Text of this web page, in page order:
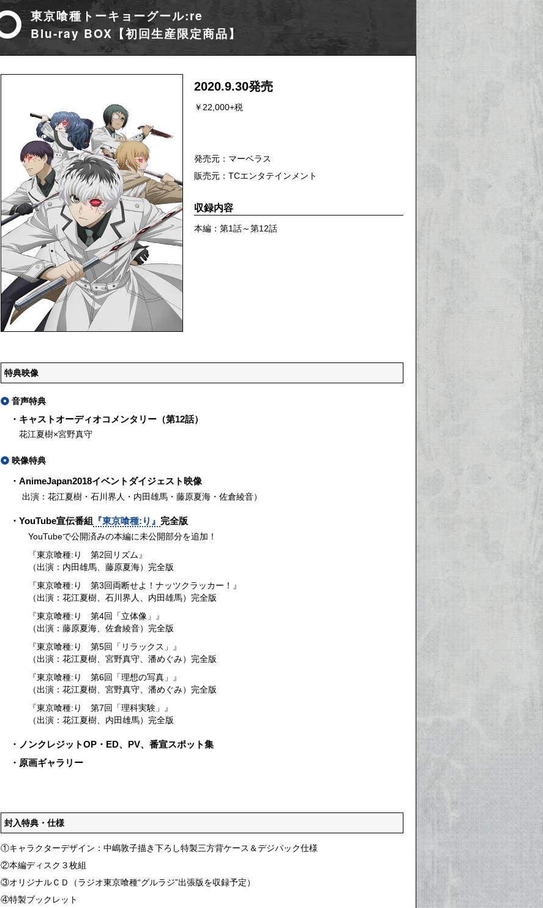
東京喰種トーキョーグール:re
Blu-ray BOX【初回生産限定商品】
2020.9.30発売
￥22,000+税
発売元：マーベラス
販売元：TCエンタテインメント
収録内容
本編：第1話～第12話
特典映像
音声特典
・キャストオーディオコメンタリー（第12話）
花江夏樹×宮野真守
映像特典
・AnimeJapan2018イベントダイジェスト映像
出演：花江夏樹・石川界人・内田雄馬・藤原夏海・佐倉綾音）
・YouTube宣伝番組 『東京喰種:り』 完全版
YouTubeで公開済みの本編に未公開部分を追加！
『東京喰種:り 第2回リズム』
（出演：内田雄馬、藤原夏海）完全版
『東京喰種:り 第3回両断せよ！ナッツクラッカー！』
（出演：花江夏樹、石川界人、内田雄馬）完全版
『東京喰種:り 第4回「立体像」』
（出演：藤原夏海、佐倉綾音）完全版
『東京喰種:り 第5回「リラックス」』
（出演：花江夏樹、宮野真守、潘めぐみ）完全版
『東京喰種:り 第6回「理想の写真」』
（出演：花江夏樹、宮野真守、潘めぐみ）完全版
『東京喰種:り 第7回「理科実験」』
（出演：花江夏樹、内田雄馬）完全版
・ノンクレジットOP・ED、PV、番宣スポット集
・原画ギャラリー
封入特典・仕様
①キャラクターデザイン：中嶋敦子描き下ろし特製三方背ケース＆デジパック仕様
②本編ディスク３枚組
③オリジナルＣＤ（ラジオ東京喰種“グルラジ”出張版を収録予定）
④特製ブックレット